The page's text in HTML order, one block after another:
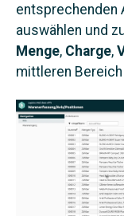
entsprechenden
auswählen und
Menge, Charge,
mittleren